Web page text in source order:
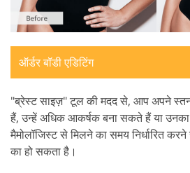
ऑर्डर बॉडी एडिटिंग
"ब्रेस्ट साइज़" टूल की मदद से, आप अपने
हैं, उन्हें अधिक आकर्षक बना सकते हैं या
मैमोलॉजिस्ट से मिलने का समय निर्धारित
का हो सकता है।